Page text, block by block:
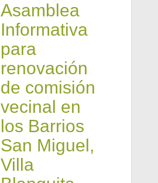
Asamblea
Informativa
para
renovación
de comisión
vecinal en
los Barrios
San Miguel,
Villa